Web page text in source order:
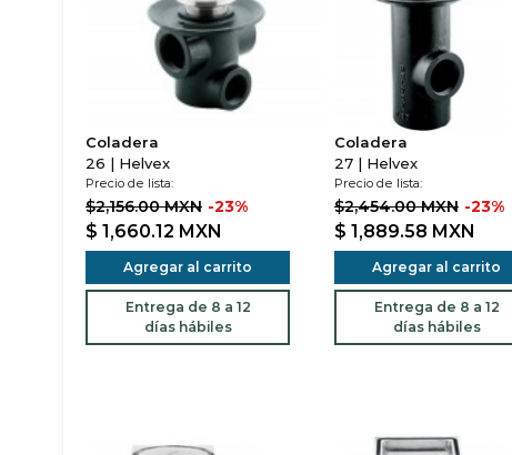
Coladera
26 | Helvex
Precio de lista:
$2,156.00 MXN -23%
$ 1,660.12 MXN
Agregar al carrito
Entrega de 8 a 12
días hábiles
Coladera
27 | Helvex
Precio de lista:
$2,454.00 MXN -23%
$ 1,889.58 MXN
Agregar al carrito
Entrega de 8 a 12
días hábiles